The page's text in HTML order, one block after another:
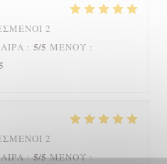
2
: 5/5 ΜΕΝΟΎ :
2
: 5/5 ΜΕΝΟΎ: